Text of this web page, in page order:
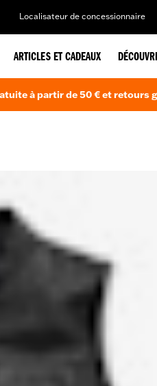
Localisateur de concessionnaire
ARTICLES ET CADEAUX
à partir de 50 € et retours